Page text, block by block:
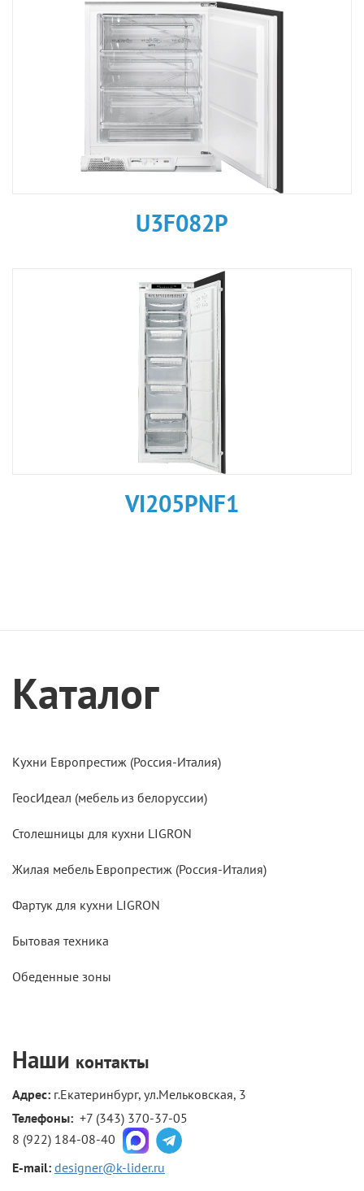
U3F082P
VI205PNF1
Каталог
Кухни Европрестиж (Россия-Италия)
ГеосИдеал (мебель из белоруссии)
Столешницы для кухни LIGRON
Жилая мебель Европрестиж (Россия-Италия)
Фартук для кухни LIGRON
Бытовая техника
Обеденные зоны
Наши контакты
Адрес: г.Екатеринбург, ул.Мельковская, 3
Телефоны: +7 (343) 370-37-05
8 (922) 184-08-40
E-mail: designer@k-lider.ru